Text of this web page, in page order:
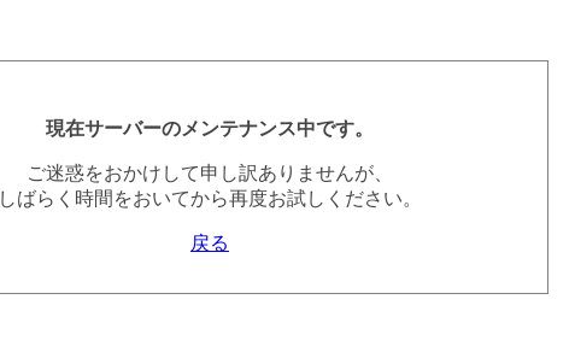
現在サーバーのメンテナンス中です。
ご迷惑をおかけして申し訳ありませんが、
しばらく時間をおいてから再度お試しください。
戻る